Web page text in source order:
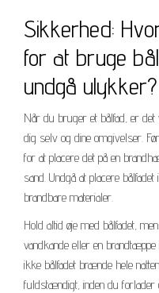
Sikkerhed:
for at bruge
undgå ulykker?
Når du bruger et bålfad, er
dig selv og dine omgivelser.
for at placere det på en
sand. Undgå at placere
brandbare materialer.
Hold altid øje med bålfadet,
vandkande eller en
ikke bålfadet brænde hele
fuldstændigt, inden du forlader